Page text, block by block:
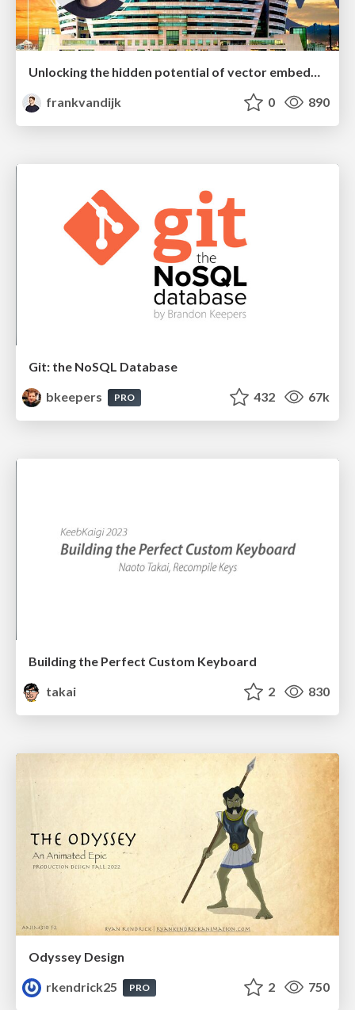
frankvandijk
0 890
Git: the NoSQL Database
bkeepers
PRO 432 67k
Building the Perfect Custom Keyboard
takai
2 830
Odyssey Design
rkendrick25
PRO 2 750